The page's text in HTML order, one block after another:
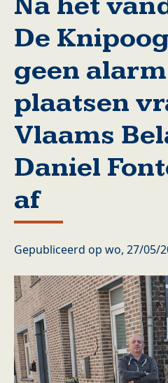
De
geen
plaatsen
Vlaams
Daniel
af
Gepubliceerd op wo, 27/05/